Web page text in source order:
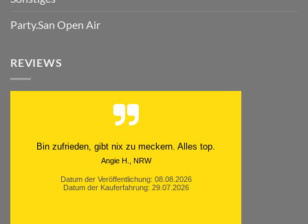
Party.San Open Air
REVIEWS
Schnell. Zuverlässig. Klasse.
Datum der Veröffentlichung: 05.08.2026
Datum der Kauferfahrung: 29.07.2026